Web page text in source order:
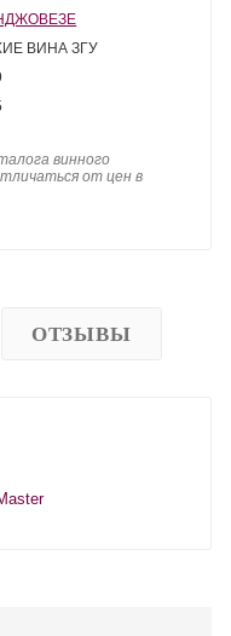
ВИНА ЗГУ
винного
от цен в
ОТЗЫВЫ